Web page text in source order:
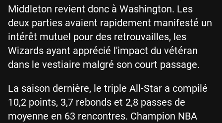
Middleton revient donc à Washington. Les
deux parties avaient rapidement manifesté un
intérêt mutuel pour des retrouvailles, les
Wizards ayant apprécié l'impact du vétéran
dans le vestiaire malgré son court passage.
La saison dernière, le triple All-Star a compilé
10,2 points, 3,7 rebonds et 2,8 passes de
moyenne en 63 rencontres. Champion NBA